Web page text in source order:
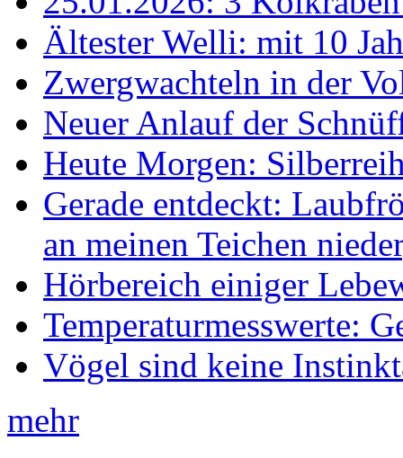
Ältester Welli: mit 10
Zwergwachteln in der
Neuer Anlauf der
Heute Morgen:
Gerade entdeckt:
an meinen Teichen
Hörbereich einiger
Temperaturmesswerte:
Vögel sind keine
mehr